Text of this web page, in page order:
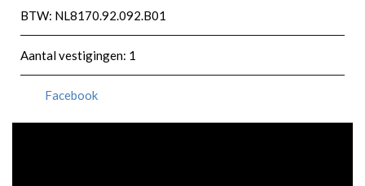
BTW: NL8170.92.092.B01
Aantal vestigingen: 1
Facebook